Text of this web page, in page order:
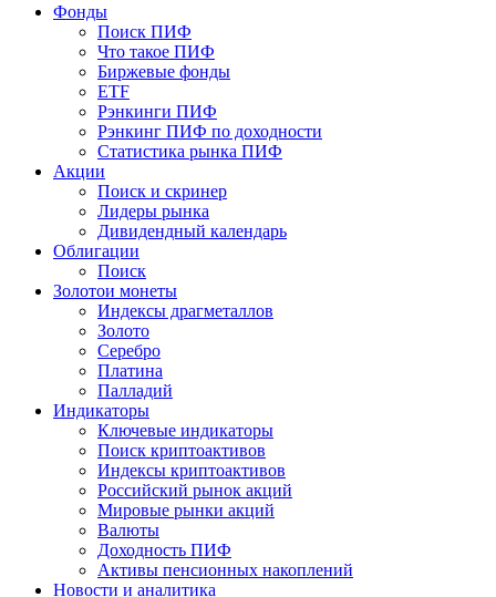
Фонды
Поиск ПИФ
Что такое ПИФ
Биржевые фонды
ETF
Рэнкинги ПИФ
Рэнкинг ПИФ по доходности
Статистика рынка ПИФ
Акции
Поиск и скринер
Лидеры рынка
Дивидендный календарь
Облигации
Поиск
Золотои монеты
Индексы драгметаллов
Золото
Серебро
Платина
Палладий
Индикаторы
Ключевые индикаторы
Поиск криптоактивов
Индексы криптоактивов
Российский рынок акций
Мировые рынки акций
Валюты
Доходность ПИФ
Активы пенсионных накоплений
Новости и аналитика